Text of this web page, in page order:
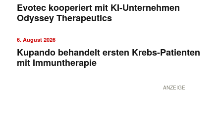
Evotec kooperiert mit KI-Unternehmen
Odyssey Therapeutics
6. August 2026
Kupando behandelt ersten Krebs-Patienten
mit Immuntherapie
ANZEIGE